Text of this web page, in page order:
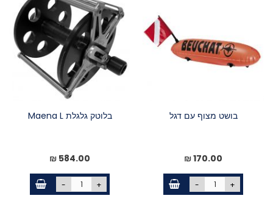
בושט מצוף עם דגל
170.00 ₪
- +
בלוטק גלגלת Maena L
584.00 ₪
- +